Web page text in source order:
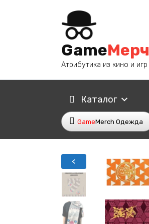
GameМерч
Атрибутика из кино и игр
Каталог
GameMerch Одежда
<